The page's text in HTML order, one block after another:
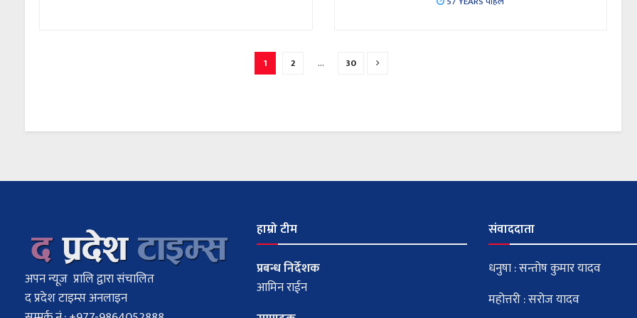
1 2 … 30
अपन न्यूज प्रालि द्वारा संचालित
द प्रदेश टाइम्स अनलाइन
हाम्रो टीम
प्रबन्ध निर्देशक
आमिन राईन
संवाददाता
धनुषा : सन्तोष कुमार यादव
महोत्तरी : सरोज यादव